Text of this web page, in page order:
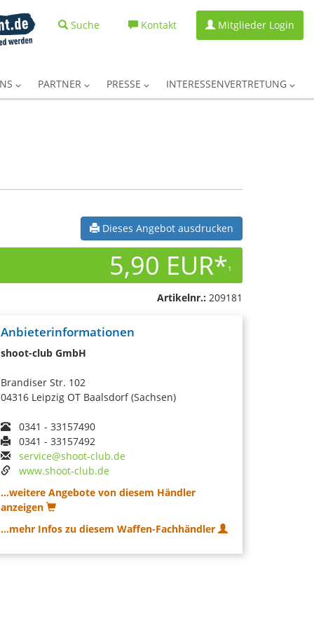
Suche Kontakt Mitglieder Login
PARTNER PRESSE INTERESSENVERTRETUNG
Dieses Angebot ausdrucken
5,90 EUR*1
Artikelnr.: 209181
Anbieterinformationen
shoot-club GmbH
Brandiser Str. 102
04316 Leipzig OT Baalsdorf (Sachsen)
0341 - 33157490
0341 - 33157492
service@shoot-club.de
www.shoot-club.de
...weitere Angebote von diesem Händler
anzeigen
...mehr Infos zu diesem Waffen-Fachhändler